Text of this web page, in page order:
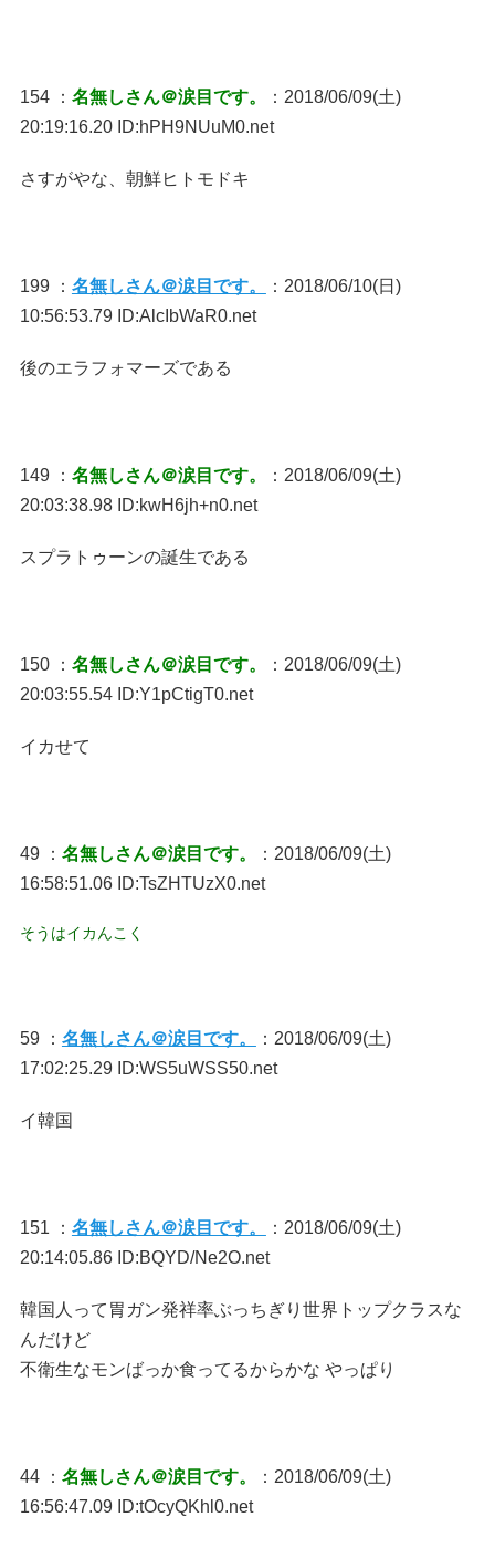
154 ： 名無しさん＠涙目です。
：2018/06/09(土)
20:19:16.20 ID:hPH9NUuM0.net
さすがやな、朝鮮ヒトモドキ
199 ： 名無しさん＠涙目です。
：2018/06/10(日)
10:56:53.79 ID:AlcIbWaR0.net
後のエラフォマーズである
149 ： 名無しさん＠涙目です。
：2018/06/09(土)
20:03:38.98 ID:kwH6jh+n0.net
スプラトゥーンの誕生である
150 ： 名無しさん＠涙目です。
：2018/06/09(土)
20:03:55.54 ID:Y1pCtigT0.net
イカせて
49 ： 名無しさん＠涙目です。
：2018/06/09(土)
16:58:51.06 ID:TsZHTUzX0.net
そうはイカんこく
59 ： 名無しさん＠涙目です。
：2018/06/09(土)
17:02:25.29 ID:WS5uWSS50.net
イ韓国
151 ： 名無しさん＠涙目です。
：2018/06/09(土)
20:14:05.86 ID:BQYD/Ne2O.net
韓国人って胃ガン発祥率ぶっちぎり世界トップクラスな
んだけど
不衛生なモンばっか食ってるからかな やっぱり
44 ： 名無しさん＠涙目です。
：2018/06/09(土)
16:56:47.09 ID:tOcyQKhl0.net